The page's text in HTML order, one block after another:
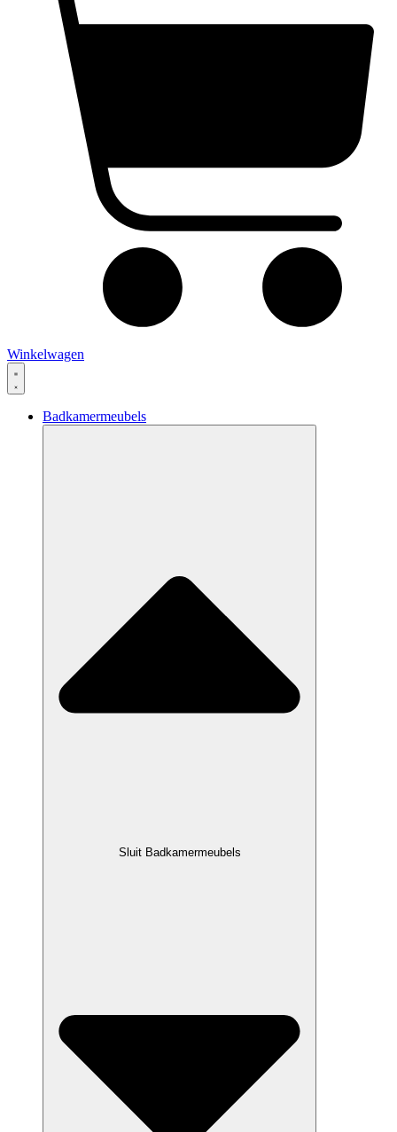
Winkelwagen
Badkamermeubels
Sluit Badkamermeubels